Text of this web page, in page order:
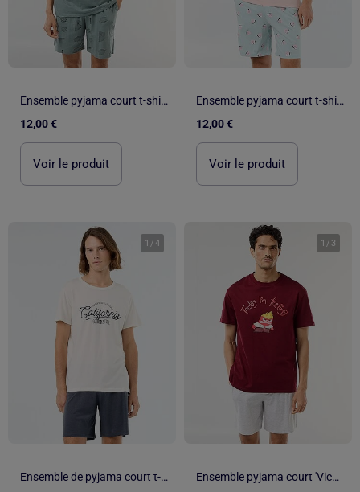
Ensemble pyjama court t-shirt + short - 2 pièces
12,00 €
Voir le produit
Ensemble pyjama court t-shirt + short - 2 pièces
12,00 €
Voir le produit
1 /4
Ensemble de pyjama court t-shirt + short - 2 pièces
1 / 3
Ensemble pyjama court 'Vice Versa' - 2 pièces